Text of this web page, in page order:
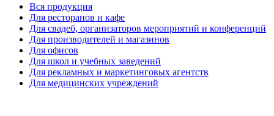
Вся продукция
Для ресторанов и кафе
Для свадеб, организаторов мероприятий и конференций
Для производителей и магазинов
Для офисов
Для школ и учебных заведений
Для рекламных и маркетинговых агентств
Для медицинских учреждений